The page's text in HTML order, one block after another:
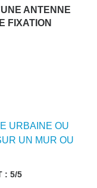
ANTENNE
FIXATION
URBAINE OU
UN MUR OU
: 5/5